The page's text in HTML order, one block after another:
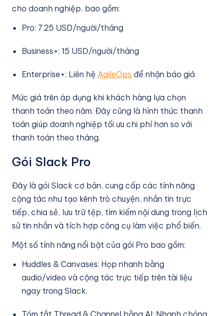
cho doanh nghiệp, bao gồm:
Pro: 7.25 USD/người/tháng
Business+: 15 USD/người/tháng
Enterprise+: Liên hệ AgileOps để nhận báo giá
Mức giá trên áp dụng khi khách hàng lựa chọn
thanh toán theo năm. Đây cũng là hình thức thanh
toán giúp doanh nghiệp tối ưu chi phí hơn so với
thanh toán theo tháng.
Gói Slack Pro
Đây là gói Slack cơ bản, cung cấp các tính năng
cộng tác như tạo kênh trò chuyện, nhắn tin trực
tiếp, chia sẻ, lưu trữ tệp, tìm kiếm nội dung trong lịch
sử tin nhắn và tích hợp công cụ làm việc phổ biến.
Một số tính năng nổi bật của gói Pro bao gồm:
Huddles & Canvases: Họp nhanh bằng
audio/video và cộng tác trực tiếp trên tài liệu
ngay trong Slack.